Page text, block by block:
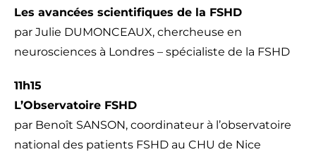
Les avancées scientifiques de la FSHD
par Julie DUMONCEAUX, chercheuse en
neurosciences à Londres – spécialiste de la FSHD
11h15
L’Observatoire FSHD
par Benoît SANSON, coordinateur à l’observatoire
national des patients FSHD au CHU de Nice